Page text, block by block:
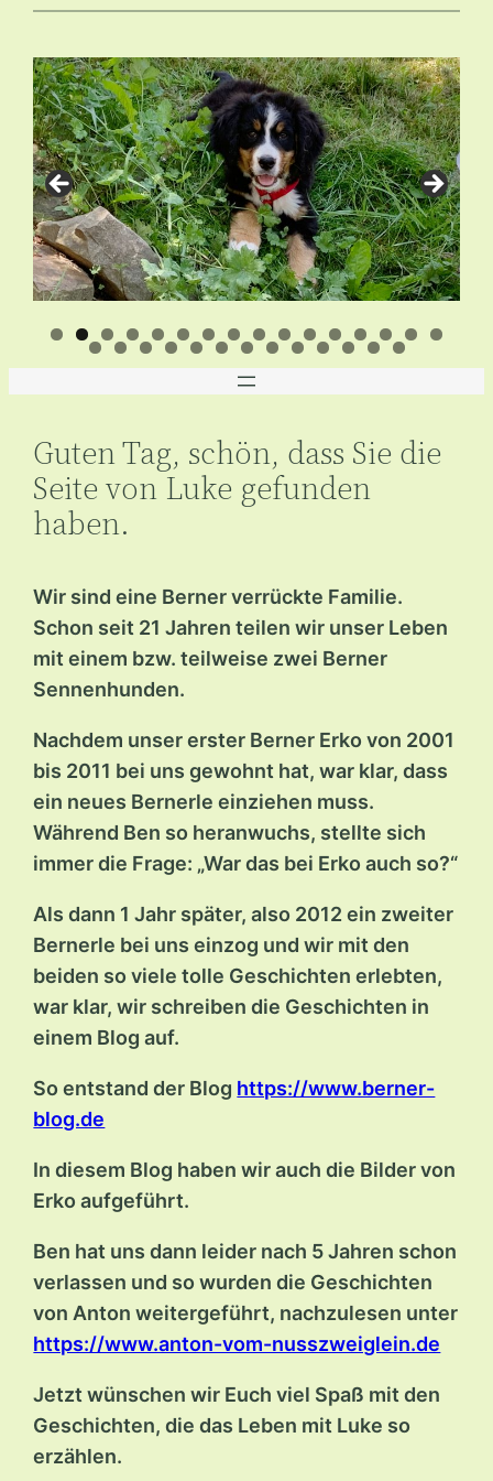
Inhalt
springen
Guten Tag, schön, dass Sie die
Seite von Luke gefunden
haben.
Wir sind eine Berner verrückte Familie.
Schon seit 21 Jahren teilen wir unser Leben
mit einem bzw. teilweise zwei Berner
Sennenhunden.
Nachdem unser erster Berner Erko von 2001
bis 2011 bei uns gewohnt hat, war klar, dass
ein neues Bernerle einziehen muss.
Während Ben so heranwuchs, stellte sich
immer die Frage: „War das bei Erko auch so?“
Als dann 1 Jahr später, also 2012 ein zweiter
Bernerle bei uns einzog und wir mit den
beiden so viele tolle Geschichten erlebten,
war klar, wir schreiben die Geschichten in
einem Blog auf.
So entstand der Blog https://www.berner-
blog.de
In diesem Blog haben wir auch die Bilder von
Erko aufgeführt.
Ben hat uns dann leider nach 5 Jahren schon
verlassen und so wurden die Geschichten
von Anton weitergeführt, nachzulesen unter
https://www.anton-vom-nusszweiglein.de
Jetzt wünschen wir Euch viel Spaß mit den
Geschichten, die das Leben mit Luke so
erzählen.